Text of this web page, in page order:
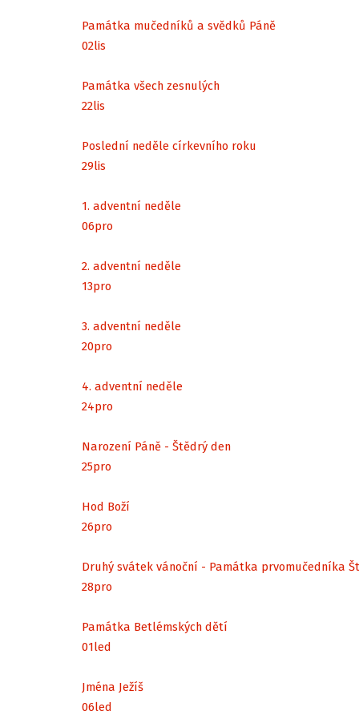
Památka mučedníků a svědků Páně
02lis
Památka všech zesnulých
22lis
Poslední neděle církevního roku
29lis
1. adventní neděle
06pro
2. adventní neděle
13pro
3. adventní neděle
20pro
4. adventní neděle
24pro
Narození Páně - Štědrý den
25pro
Hod Boží
26pro
Druhý svátek vánoční - Památka prvomučedníka
28pro
Památka Betlémských dětí
01led
Jména Ježíš
06led